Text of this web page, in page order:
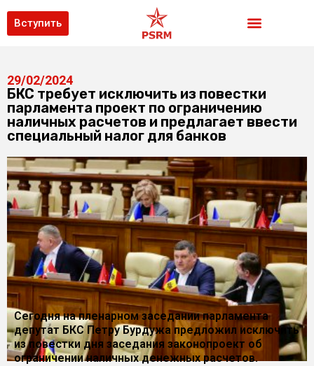
Вступить
29/02/2024
БКС требует исключить из повестки
парламента проект по ограничению
наличных расчетов и предлагает ввести
специальный налог для банков
Сегодня на пленарном заседании парламента
депутат БКС Петру Бурдужа предложил исключить
из повестки дня заседания законопроект об
ограничении наличных денежных расчетов.